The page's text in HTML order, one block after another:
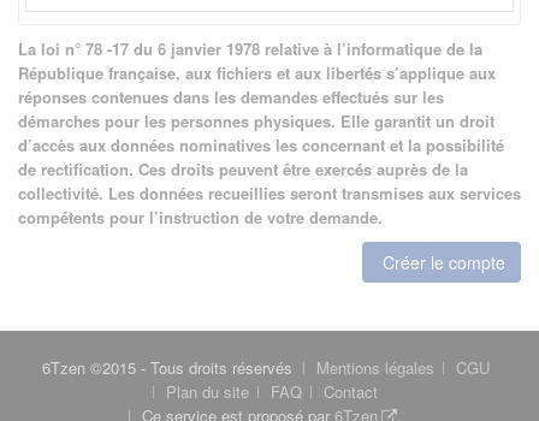
La loi n° 78 -17 du 6 janvier 1978 relative à l’informatique de la
République française, aux fichiers et aux libertés s’applique aux
réponses contenues dans les demandes effectués sur les
démarches pour les personnes physiques. Elle garantit un droit
d’accès aux données nominatives les concernant et la possibilité
de rectification. Ces droits peuvent être exercés auprès de la
collectivité. Les données recueillies seront transmises aux services
compétents pour l’instruction de votre demande.
Créer le compte
6Tzen ©2015 - Tous droits réservés Mentions légales
CGU
Plan du site
FAQ
Contact
Ce service est proposé par 6Tzen